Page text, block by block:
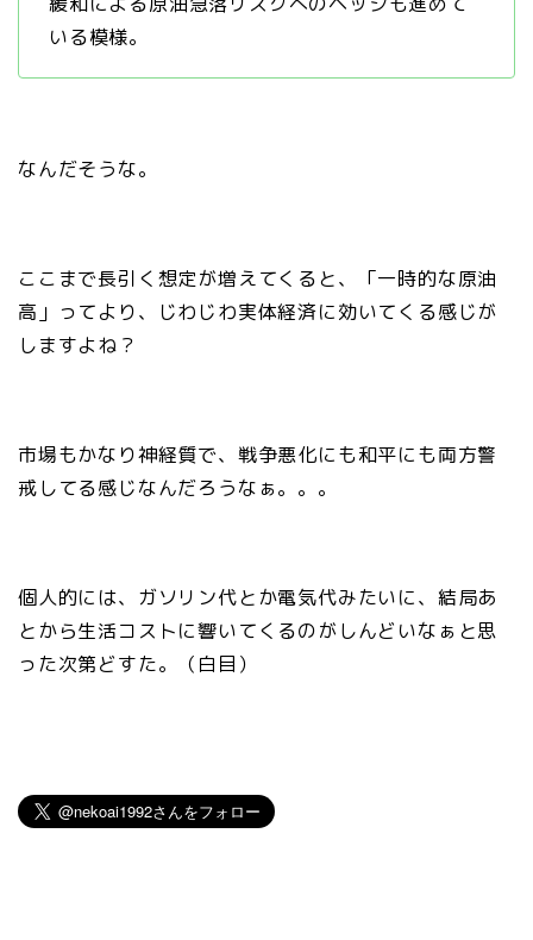
いる模様。
なんだそうな。
ここまで長引く想定が増えてくると、「一時的な原油
高」ってより、じわじわ実体経済に効いてくる感じが
しますよね？
市場もかなり神経質で、戦争悪化にも和平にも両方警
戒してる感じなんだろうなぁ。。。
個人的には、ガソリン代とか電気代みたいに、結局あ
とから生活コストに響いてくるのがしんどいなぁと思
った次第どすた。（白目）